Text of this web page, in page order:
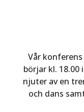
Vår
börjar kl. 18.00
njuter av en
och dans